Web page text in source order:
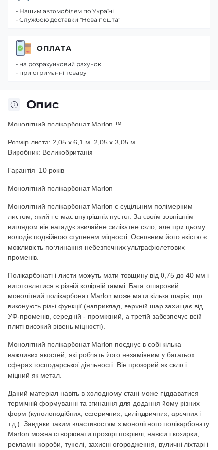
Опис
Монолітний полікарбонат Marlon ™.
Розмір листа: 2,05 х 6,1 м, 2,05 х 3,05 м
Виробник: Великобританія
Гарантія: 10 років
Монолітний полікарбонат Marlon
Монолітний полікарбонат Marlon є суцільним полімерним
листом, який не має внутрішніх пустот. За своїм зовнішнім
виглядом він нагадує звичайне силікатне скло, але при цьому
володіє подвійною ступенем міцності. Основним його якістю є
можливість поглинання небезпечних ультрафіолетових
променів.
Полікарбонатні листи можуть мати товщину від 0,75 до 40 мм і
виготовлятися в різній колірній гаммі. Багатошаровий
монолітний полікарбонат Marlon може мати кілька шарів, що
виконують різні функції (наприклад, верхній шар захищає від
УФ-променів, середній - проміжний, а третій забезпечує всій
плиті високий рівень міцності).
Монолітний полікарбонат Marlon поєднує в собі кілька
важливих якостей, які роблять його незамінним у багатьох
сферах господарської діяльності. Він прозорий як скло і
міцний як метал.
Даний матеріал навіть в холодному стані може піддаватися
термічній формуванні та згинання для додання йому різних
форм (куполоподібних, сферичних, циліндричних, арочних і
т.д.). Завдяки таким властивостям з монолітного полікарбонату
Marlon можна створювати прозорі покрівлі, навіси і козирки,
рекламні короби, тунелі, захисні огородження, вуличні ліхтарі і
- Нашим автомобілем по Україні
- Службою доставки "Нова пошта"
ОПЛАТА
- на розрахунковий рахунок
- при отриманні товару